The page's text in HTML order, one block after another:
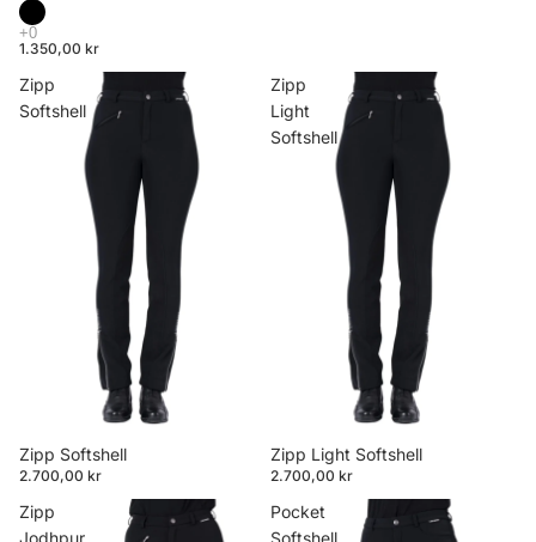
1.350,00 kr
Zipp
Softshell
Zipp Softshell
2.700,00 kr
Zipp
Light
Softshell
Zipp Light Softshell
2.700,00 kr
Zipp
Pocket